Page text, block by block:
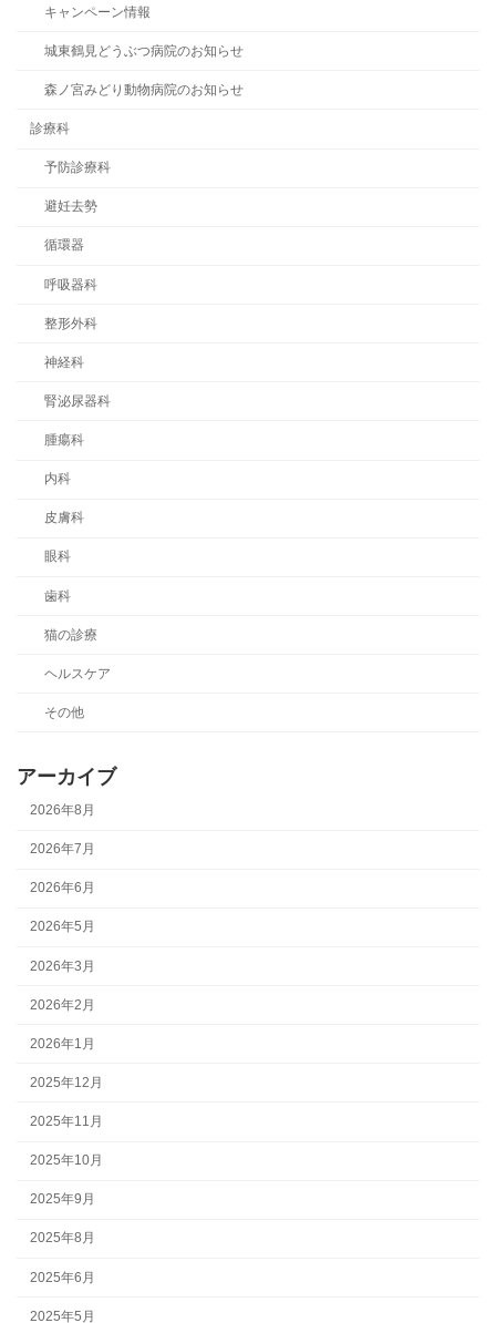
キャンペーン情報
城東鶴見どうぶつ病院のお知らせ
森ノ宮みどり動物病院のお知らせ
診療科
予防診療科
避妊去勢
循環器
呼吸器科
整形外科
神経科
腎泌尿器科
腫瘍科
内科
皮膚科
眼科
歯科
猫の診療
ヘルスケア
その他
アーカイブ
2026年8月
2026年7月
2026年6月
2026年5月
2026年3月
2026年2月
2026年1月
2025年12月
2025年11月
2025年10月
2025年9月
2025年8月
2025年6月
2025年5月